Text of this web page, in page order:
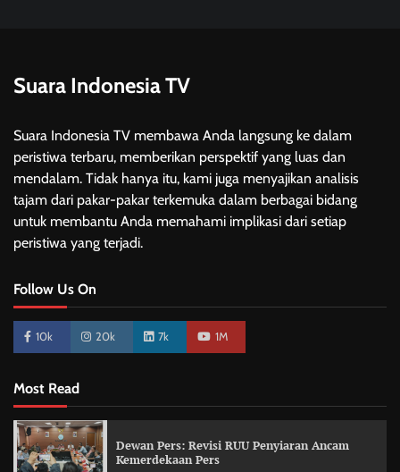
Suara Indonesia TV
Suara Indonesia TV membawa Anda langsung ke dalam
peristiwa terbaru, memberikan perspektif yang luas dan
mendalam. Tidak hanya itu, kami juga menyajikan analisis
tajam dari pakar-pakar terkemuka dalam berbagai bidang
untuk membantu Anda memahami implikasi dari setiap
peristiwa yang terjadi.
Follow Us On
10k 20k 7k 1M
Most Read
Dewan Pers: Revisi RUU Penyiaran Ancam
Kemerdekaan Pers